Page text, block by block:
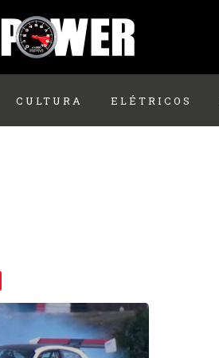
CULTURA ELÉTRICOS